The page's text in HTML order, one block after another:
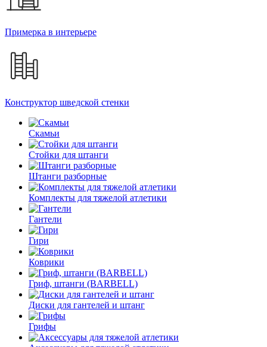
Примерка в интерьере
Конструктор шведской стенки
Скамьи
Стойки для штанги
Штанги разборные
Комплекты для тяжелой атлетики
Гантели
Гири
Коврики
Гриф, штанги (BARBELL)
Диски для гантелей и штанг
Грифы